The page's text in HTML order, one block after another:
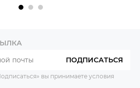
ПОДПИСАТЬСЯ
вы принимаете условия